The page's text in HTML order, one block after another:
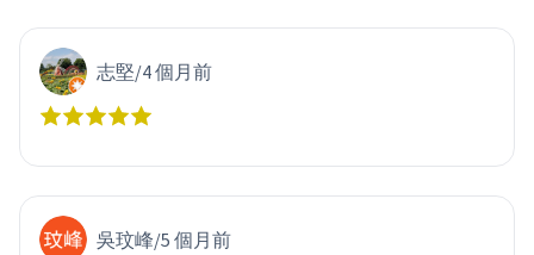
志堅/4 個月前
吳玟峰/5 個月前